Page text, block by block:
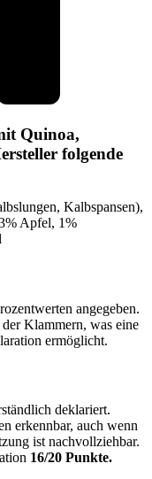
Quinoa,
folgende
Kalbspansen),
Apfel, 1%
angegeben.
Klammern, was eine
ermöglicht.
deklariert.
erkennbar, auch wenn
ist nachvollziehbar.
16/20 Punkte.